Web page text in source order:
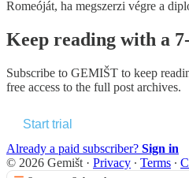
Romeóját, ha megszerzi végre a
Keep reading with a
Subscribe to GEMIŠT to keep
free access to the full post archives.
Start trial
Already a paid subscriber? Sign in
© 2026 Gemišt · Privacy ∙ Terms ∙